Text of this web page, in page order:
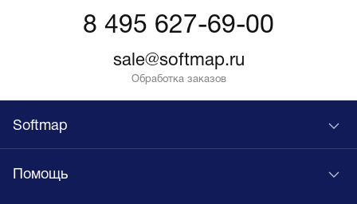
8 495 627-69-00
sale@softmap.ru
Обработка заказов
Softmap
Помощь